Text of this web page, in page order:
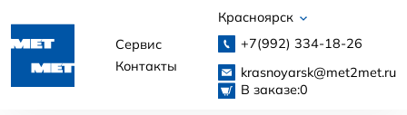
Сервис
Контакты
Красноярск
+7(992) 334-18-26
krasnoyarsk@met2met.ru
В заказе:0